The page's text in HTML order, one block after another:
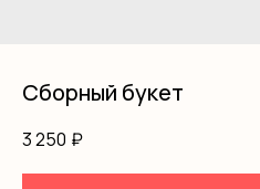
Сборный букет
3 250 ₽